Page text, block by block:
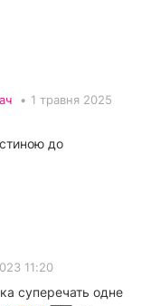
• 1 травня 2025
до
11:20
суперечать одне